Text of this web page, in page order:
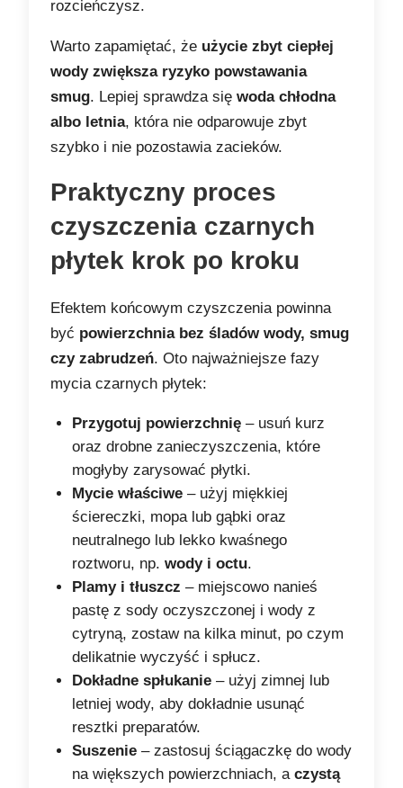
rozcieńczysz.
Warto zapamiętać, że użycie zbyt ciepłej
wody zwiększa ryzyko powstawania
smug. Lepiej sprawdza sięwoda chłodna
albo letnia, która nie odparowuje zbyt
szybko i nie pozostawia zacieków.
Praktyczny proces
czyszczenia czarnych
płytek krok po kroku
Efektem końcowym czyszczenia powinna
być powierzchnia bez śladów wody, smug
czy zabrudzeń. Oto najważniejsze fazy
mycia czarnych płytek:
Przygotuj powierzchnię – usuń kurz
oraz drobne zanieczyszczenia, które
mogłyby zarysować płytki.
Mycie właściwe – użyj miękkiej
ściereczki, mopa lub gąbki oraz
neutralnego lub lekko kwaśnego
roztworu, np.wody i octu.
Plamy i tłuszcz – miejscowo nanieś
pastę z sody oczyszczonej i wody z
cytryną, zostaw na kilka minut, po czym
delikatnie wyczyść i spłucz.
Dokładne spłukanie – użyj zimnej lub
letniej wody, aby dokładnie usunąć
resztki preparatów.
Suszenie – zastosuj ściągaczkę do wody
na większych powierzchniach, aczystą